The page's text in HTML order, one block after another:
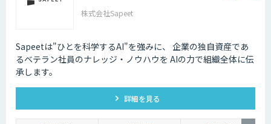
株式会社Sapeet
Sapeetは"ひとを科学するAI"を強みに、 企業の独自資産であ
るベテラン社員のナレッジ・ノウハウを AIの力で組織全体に伝
承します。
詳細を見る